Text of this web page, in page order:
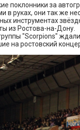
поклонники за
в руках, они так же
инструментах
из Ростова-на-Дону.
"Scorpions"
на ростовский